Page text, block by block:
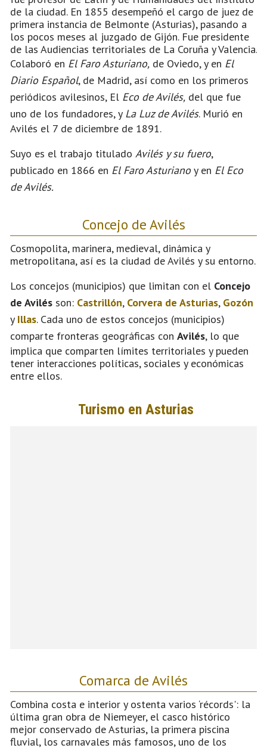
de la ciudad. En 1855 desempeñó el cargo de juez de
primera instancia de Belmonte (Asturias), pasando a
los pocos meses al juzgado de Gijón. Fue presidente
de las Audiencias territoriales de La Coruña y Valencia.
Colaboró en El Faro Asturiano, de Oviedo, y en El
Diario Español, de Madrid, así como en los primeros
periódicos avilesinos, El Eco de Avilés, del que fue
uno de los fundadores, y La Luz de Avilés. Murió en
Avilés el 7 de diciembre de 1891.
Suyo es el trabajo titulado Avilés y su fuero,
publicado en 1866 en El Faro Asturianoy en El Eco
de Avilés.
Concejo de Avilés
Cosmopolita, marinera, medieval, dinámica y
metropolitana, así es la ciudad de Avilés y su entorno.
Los concejos (municipios) que limitan con el Concejo
de Avilés son: Castrillón, Corvera de Asturias, Gozón
y Illas. Cada uno de estos concejos (municipios)
comparte fronteras geográficas con Avilés, lo que
implica que comparten límites territoriales y pueden
tener interacciones políticas, sociales y económicas
entre ellos.
Comarca de Avilés
Combina costa e interior y ostenta varios ‘récords': la
última gran obra de Niemeyer, el casco histórico
mejor conservado de Asturias, la primera piscina
fluvial, los carnavales más famosos, uno de los